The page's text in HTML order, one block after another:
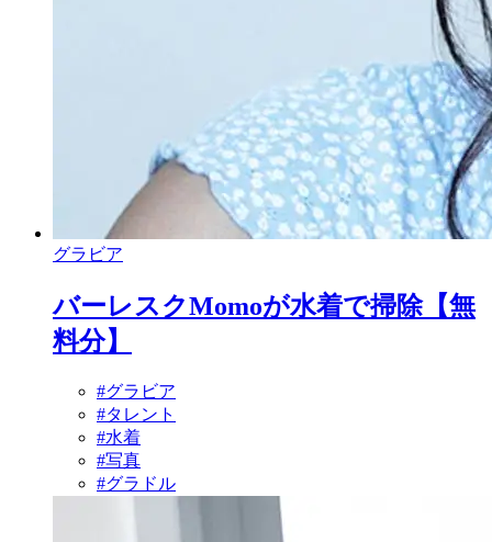
グラビア
バーレスクMomoが水着で掃除【無
料分】
#グラビア
#タレント
#水着
#写真
#グラドル